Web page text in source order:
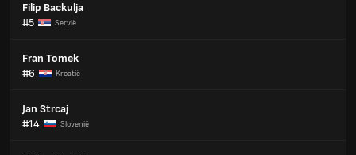
Filip Backulja
#5
Servië
Fran Tomek
#6
Kroatië
Jan Strcaj
#14
Slovenië